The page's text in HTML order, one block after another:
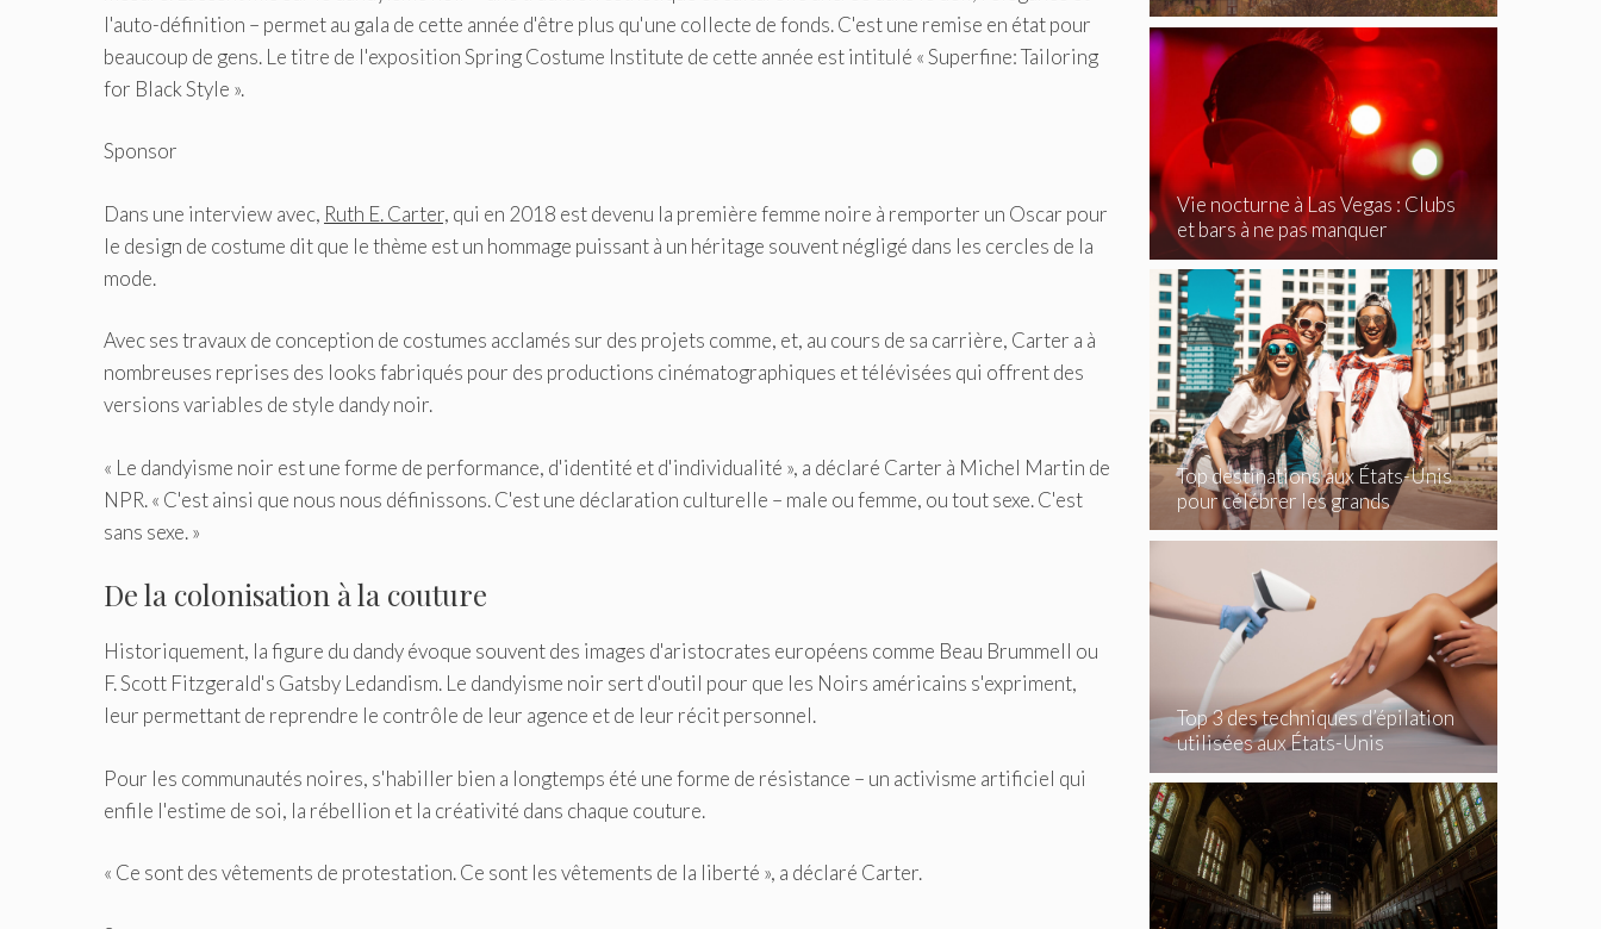
l'auto-définition – permet au gala de cette année d'être plus qu'une collecte de fonds. C'est une remise en état pour
beaucoup de gens. Le titre de l'exposition Spring Costume Institute de cette année est intitulé « Superfine: Tailoring
for Black Style ».
Sponsor
Dans une interview avec, Ruth E. Carter, qui en 2018 est devenu la première femme noire à remporter un Oscar pour
le design de costume dit que le thème est un hommage puissant à un héritage souvent négligé dans les cercles de la
mode.
Avec ses travaux de conception de costumes acclamés sur des projets comme, et, au cours de sa carrière, Carter a à
nombreuses reprises des looks fabriqués pour des productions cinématographiques et télévisées qui offrent des
versions variables de style dandy noir.
« Le dandyisme noir est une forme de performance, d'identité et d'individualité », a déclaré Carter à Michel Martin de
NPR. « C'est ainsi que nous nous définissons. C'est une déclaration culturelle – male ou femme, ou tout sexe. C'est
sans sexe. »
De la colonisation à la couture
Historiquement, la figure du dandy évoque souvent des images d'aristocrates européens comme Beau Brummell ou
F. Scott Fitzgerald's Gatsby Ledandism. Le dandyisme noir sert d'outil pour que les Noirs américains s'expriment,
leur permettant de reprendre le contrôle de leur agence et de leur récit personnel.
Pour les communautés noires, s'habiller bien a longtemps été une forme de résistance – un activisme artificiel qui
enfile l'estime de soi, la rébellion et la créativité dans chaque couture.
« Ce sont des vêtements de protestation. Ce sont les vêtements de la liberté », a déclaré Carter.
incontournables
Vie nocturne à Las Vegas : Clubs
et bars à ne pas manquer
Top destinations aux États-Unis
pour célébrer les grands
événements
Top 3 des techniques d’épilation
utilisées aux États-Unis